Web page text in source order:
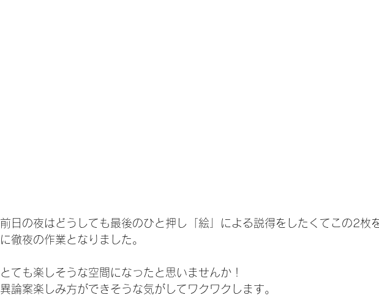
前日の夜はどうしても最後のひと押し「絵」による説得をしたくてこの2枚
に徹夜の作業となりました。
とても楽しそうな空間になったと思いませんか！
異論案楽しみ方ができそうな気がしてワクワクします。